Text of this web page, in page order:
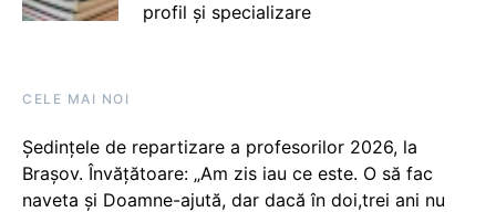
profil și specializare
CELE MAI NOI
Ședințele de repartizare a profesorilor 2026, la
Brașov. Învățătoare: „Am zis iau ce este. O să fac
naveta și Doamne-ajută, dar dacă în doi,trei ani nu